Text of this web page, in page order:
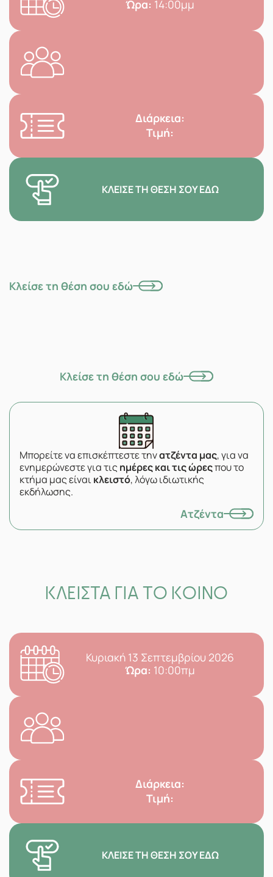
Ώρα: 14:00μμ
Διάρκεια:
Τιμή:
ΚΛΕΊΣΕ ΤΗ ΘΈΣΗ ΣΟΥ ΕΔΏ
Κλείσε τη θέση σου εδώ
Κλείσε τη θέση σου εδώ
Μπορείτε να επισκέπτεστε τηνατζέντα μας, για να
ενημερώνεστε για τιςημέρες και τις ώρεςπου το
κτήμα μας είναικλειστό, λόγω ιδιωτικής
εκδήλωσης.
Ατζέντα
ΚΛΕΙΣΤΑ ΓΙΑ ΤΟ ΚΟΙΝΟ
Κυριακή 13 Σεπτεμβρίου 2026
Ώρα: 10:00πμ
Διάρκεια:
Τιμή:
ΚΛΕΊΣΕ ΤΗ ΘΈΣΗ ΣΟΥ ΕΔΏ